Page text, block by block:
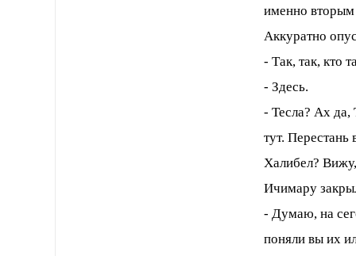
именно
Аккуратно
- Так, так, кто
- Здесь.
- Тесла? Ах да,
тут. Перестань
Халибел?
Ичимару
- Думаю, на
поняли вы их